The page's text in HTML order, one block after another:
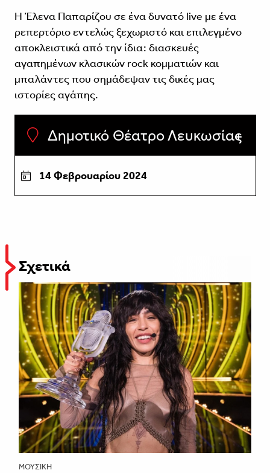
H Έλενα Παπαρίζου σε ένα δυνατό live με ένα
ρεπερτόριο εντελώς ξεχωριστό και επιλεγμένο
αποκλειστικά από την ίδια: διασκευές
αγαπημένων κλασικών rock κομματιών και
μπαλάντες που σημάδεψαν τις δικές μας
ιστορίες αγάπης.
Δημοτικό Θέατρο Λευκωσίας
14 Φεβρουαρίου 2024
Σχετικά
ΜΟΥΣΙΚΉ